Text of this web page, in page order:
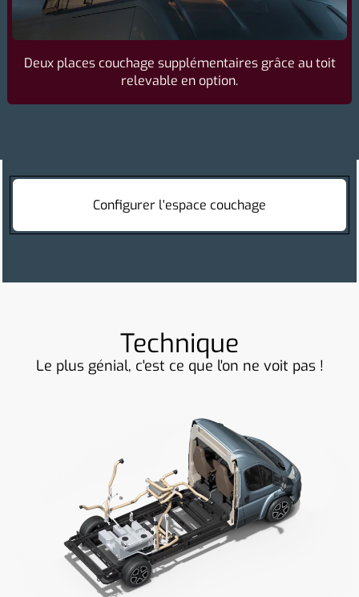
Deux places couchage supplémentaires grâce au toit
relevable en option.
Configurer l'espace couchage
Technique
Le plus génial, c'est ce que l'on ne voit pas !